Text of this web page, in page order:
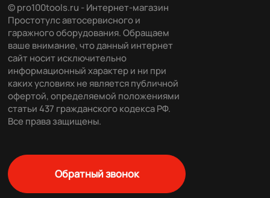
© pro100tools.ru - Интернет-магазин
Простотулс автосервисного и
гаражного оборудования. Обращаем
ваше внимание, что данный интернет
сайт носит исключительно
информационный характер и ни при
каких условиях не является публичной
офертой, определяемой положениями
статьи 437 гражданского кодекса РФ.
Все права защищены.
Обратный звонок